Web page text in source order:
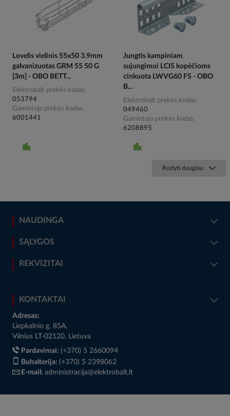
Lovelis vielinis 55x50 3.9mm
galvanizuotas GRM 55 50 G
[3m] - OBO BETT...
Elektrobalt prekės kodas
053794
Gamintojo prekės kodas
6001441
Jungtis kampiniam
sujungimui LCIS kopėčioms
cinkuota LWVG60 FS - OBO
B...
Elektrobalt prekės kodas
049460
Gamintojo prekės kodas
6208895
Rodyti daugiau
NAUDINGA
SĄLYGOS
REKVIZITAI
KONTAKTAI
Adresas:
Liepkalnio g. 85A,
Vilnius LT-02120, Lietuva
Pardavimai: (+370) 5 2660094
Buhalterija: (+370) 5 2398062
E-mail: administracija@elektrobalt.lt